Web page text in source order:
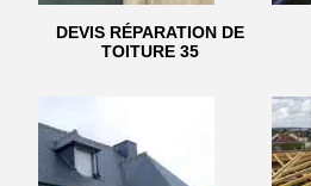
DEVIS RÉPARATION DE
TOITURE 35